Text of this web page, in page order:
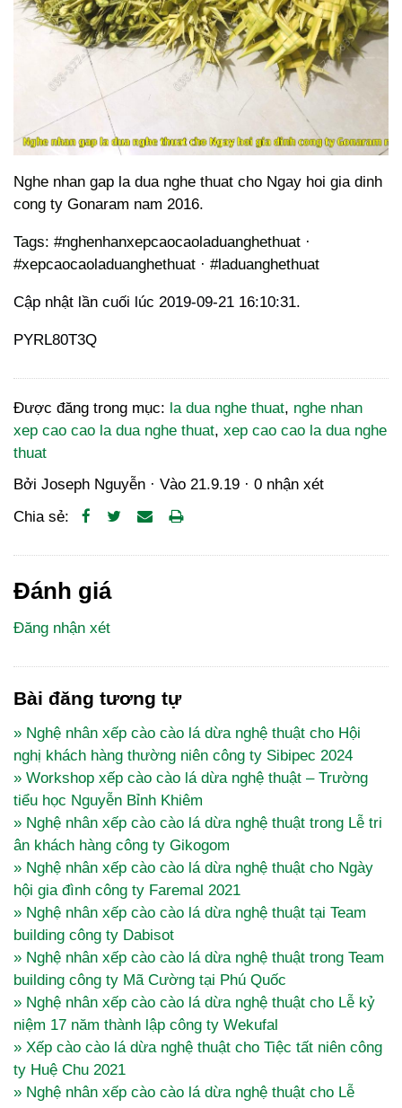
Nghe nhan gap la dua nghe thuat cho Ngay hoi gia dinh
cong ty Gonaram nam 2016.
Tags: #nghenhanxepcaocaoladuanghethuat ·
#xepcaocaoladuanghethuat · #laduanghethuat
Cập nhật lần cuối lúc 2019-09-21 16:10:31.
PYRL80T3Q
Được đăng trong mục: la dua nghe thuat, nghe nhan
xep cao cao la dua nghe thuat, xep cao cao la dua nghe
thuat
Bởi Joseph Nguyễn · Vào 21.9.19 · 0 nhận xét
Chia sẻ:
Đánh giá
Đăng nhận xét
Bài đăng tương tự
» Nghệ nhân xếp cào cào lá dừa nghệ thuật cho Hội
nghị khách hàng thường niên công ty Sibipec 2024
» Workshop xếp cào cào lá dừa nghệ thuật – Trường
tiểu học Nguyễn Bỉnh Khiêm
» Nghệ nhân xếp cào cào lá dừa nghệ thuật trong Lễ tri
ân khách hàng công ty Gikogom
» Nghệ nhân xếp cào cào lá dừa nghệ thuật cho Ngày
hội gia đình công ty Faremal 2021
» Nghệ nhân xếp cào cào lá dừa nghệ thuật tại Team
building công ty Dabisot
» Nghệ nhân xếp cào cào lá dừa nghệ thuật trong Team
building công ty Mã Cường tại Phú Quốc
» Nghệ nhân xếp cào cào lá dừa nghệ thuật cho Lễ kỷ
niệm 17 năm thành lập công ty Wekufal
» Xếp cào cào lá dừa nghệ thuật cho Tiệc tất niên công
ty Huệ Chu 2021
» Nghệ nhân xếp cào cào lá dừa nghệ thuật cho Lễ